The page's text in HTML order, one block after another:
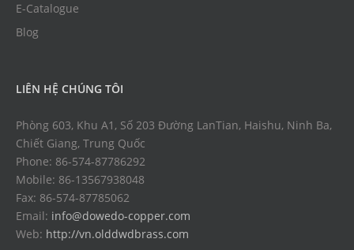
E-Catalogue
Blog
LIÊN HỆ CHÚNG TÔI
Phòng 603, Khu A1, Số 203 Đường LanTian, Haishu, Ninh Ba,
Chiết Giang, Trung Quốc
Phone: 86-574-87786292
Mobile: 86-13567938048
Fax: 86-574-87785062
Email: info@dowedo-copper.com
Web: http://vn.olddwdbrass.com